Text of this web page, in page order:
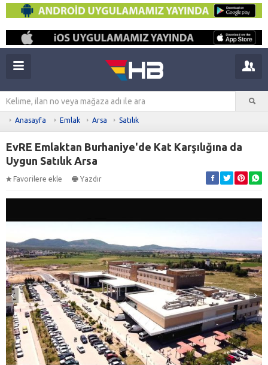
Anasayfa Emlak Arsa Satılık
EvRE Emlaktan Burhaniye'de Kat Karşılığına da
Uygun Satılık Arsa
Favorilere ekle Yazdır